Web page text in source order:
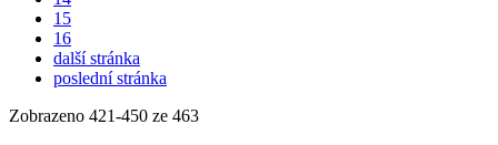
15
16
další stránka
poslední stránka
Zobrazeno 421-450 ze 463